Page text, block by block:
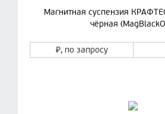
Магнитная суспензия
чёрная
₽, по запросу